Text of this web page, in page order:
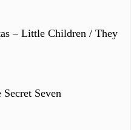
– Little Children / They
Seven